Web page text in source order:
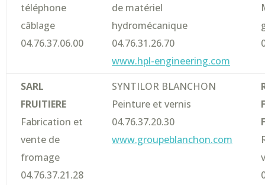
téléphone
câblage
04.76.37.06.00
de matériel
hydromécanique
04.76.31.26.70
www.hpl-engineering.com
SARL
FRUITIERE
Fabrication et
vente de
fromage
04.76.37.21.28
SYNTILOR BLANCHON
Peinture et vernis
04.76.37.20.30
www.groupeblanchon.com